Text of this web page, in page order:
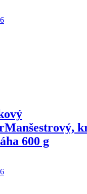
Manšestrový,
600 g